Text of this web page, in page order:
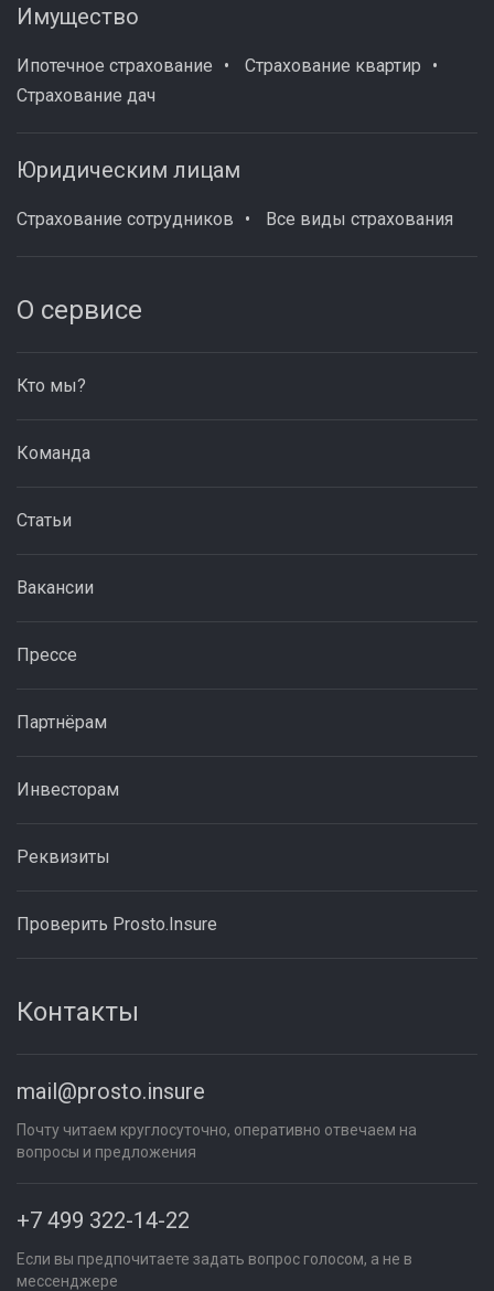
Имущество
Ипотечное страхование
Страхование квартир
Страхование дач
Юридическим лицам
Страхование сотрудников Все виды страхования
О сервисе
Кто мы?
Команда
Статьи
Вакансии
Прессе
Партнёрам
Инвесторам
Реквизиты
Проверить Prosto.Insure
Контакты
mail@prosto.insure
Почту читаем круглосуточно, оперативно отвечаем на
вопросы и предложения
+7 499 322-14-22
Если вы предпочитаете задать вопрос голосом, а не в
мессенджере